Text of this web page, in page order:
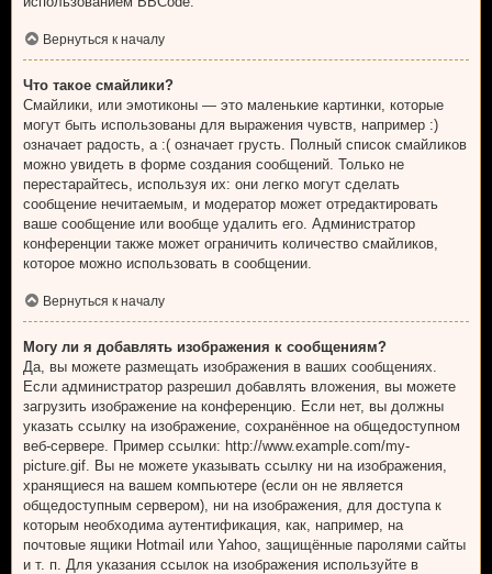
Вернуться к началу
Что такое смайлики?
Смайлики, или эмотиконы — это маленькие картинки, которые
могут быть использованы для выражения чувств, например :)
означает радость, а :( означает грусть. Полный список смайликов
можно увидеть в форме создания сообщений. Только не
перестарайтесь, используя их: они легко могут сделать
сообщение нечитаемым, и модератор может отредактировать
ваше сообщение или вообще удалить его. Администратор
конференции также может ограничить количество смайликов,
которое можно использовать в сообщении.
Вернуться к началу
Могу ли я добавлять изображения к сообщениям?
Да, вы можете размещать изображения в ваших сообщениях.
Если администратор разрешил добавлять вложения, вы можете
загрузить изображение на конференцию. Если нет, вы должны
указать ссылку на изображение, сохранённое на общедоступном
веб-сервере. Пример ссылки: http://www.example.com/my-
picture.gif. Вы не можете указывать ссылку ни на изображения,
хранящиеся на вашем компьютере (если он не является
общедоступным сервером), ни на изображения, для доступа к
которым необходима аутентификация, как, например, на
почтовые ящики Hotmail или Yahoo, защищённые паролями сайты
и т. п. Для указания ссылок на изображения используйте в